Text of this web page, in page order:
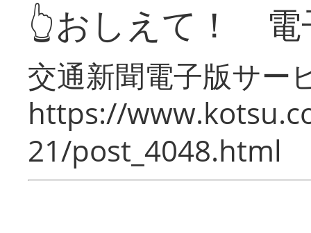
👆おしえて！ 電
交通新聞電子版サー
https://
21/post_4048.html